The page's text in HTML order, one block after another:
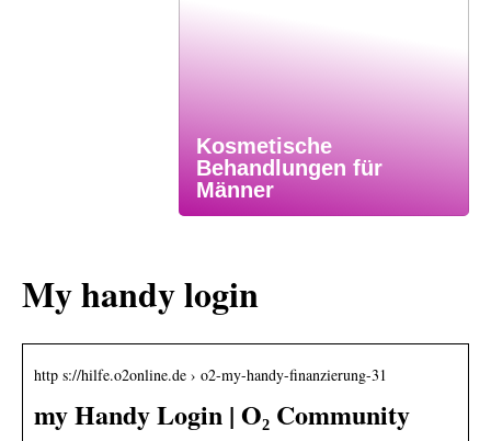
Kosmetische
Behandlungen für
Männer
My handy login
http s://hilfe.o2online.de › o2-my-handy-finanzierung-31
my Handy Login | O₂ Community